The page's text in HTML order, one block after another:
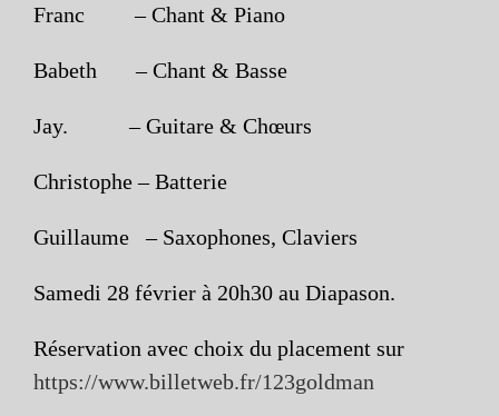
Franc – Chant & Piano
Babeth – Chant & Basse
Jay. – Guitare & Chœurs
Christophe – Batterie
Guillaume – Saxophones, Claviers
Samedi 28 février à 20h30 au Diapason.
Réservation avec choix du placement sur
https://www.billetweb.fr/123goldman